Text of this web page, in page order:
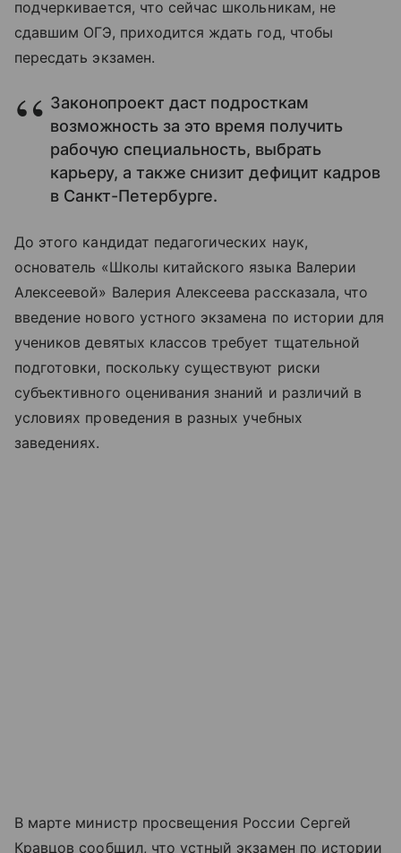
подчеркивается, что сейчас школьникам, не
сдавшим ОГЭ, приходится ждать год, чтобы
пересдать экзамен.
Законопроект даст подросткам
возможность за это время получить
рабочую специальность, выбрать
карьеру, а также снизит дефицит кадров
в Санкт-Петербурге.
До этого кандидат педагогических наук,
основатель «Школы китайского языка Валерии
Алексеевой» Валерия Алексеева рассказала, что
введение нового устного экзамена по истории для
учеников девятых классов требует тщательной
подготовки, поскольку существуют риски
субъективного оценивания знаний и различий в
условиях проведения в разных учебных
заведениях.
В марте министр просвещения России Сергей
Кравцов сообщил, что устный экзамен по истории